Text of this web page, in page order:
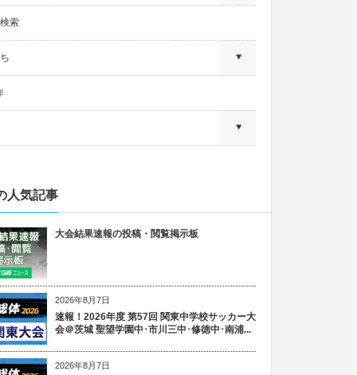
索
人気記事
大会結果速報の投稿・閲覧掲示板
2026年8月7日
速報！2026年度 第57回 関東中学校サッカー大
会＠茨城 聖望学園中･市川三中･修徳中･南浦...
2026年8月7日